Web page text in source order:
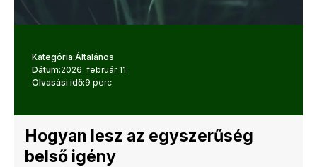
Kategória:Általános
Dátum:2026. február 11.
Olvasási idő:9 perc
Hogyan lesz az egyszerűség
belső igény